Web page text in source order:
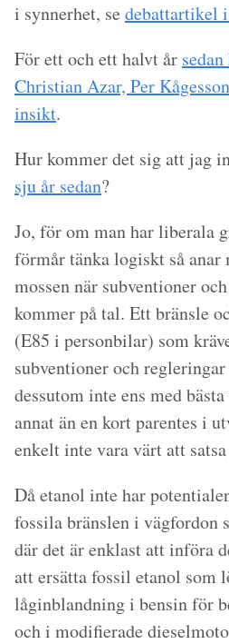
i synnerhet, se debattartikel
För ett och ett halvt år
Christian Azar, Per
insikt.
Hur kommer det sig att jag
sju år sedan?
Jo, för om man har liberala
förmår tänka logiskt så
mossen när subventioner
kommer på tal. Ett bränsle
(E85 i personbilar) som
subventioner och
dessutom inte ens med
annat än en kort parentes i
enkelt inte vara värt att satsa
Då etanol inte har
fossila bränslen i vägfordon
där det är enklast att införa
att ersätta fossil etanol som
låginblandning i bensin för
och i modifierade